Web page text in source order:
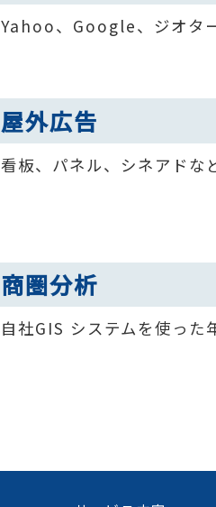
Yahoo、Google、ジオタ
屋外広告
看板、パネル、シネアドな
商圏分析
自社GIS システムを使った